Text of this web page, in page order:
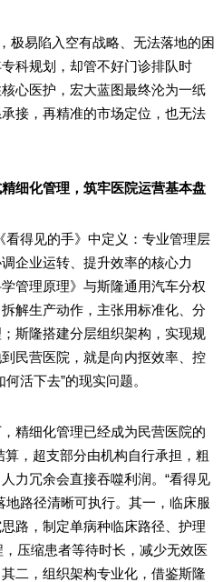
易陷入空有战略、无法落地的困
科规划，却管不好门诊排队时
心医护，宏大蓝图最终沦为一纸
接，再精准的市场定位，也无法
细化管理，筑牢医院运营基本盘
得见的手》中定义：专业管理层
企业运转、提升效率的核心力
管理原理》与斯隆通用汽车分权
解生产动作，主张用标准化、分
斯隆搭建分层组织架构，实现规
民营医院，就是向内抠效率、控
活下去”的现实问题。
细化管理已经成为民营医院的
，超支部分由机构自行承担，粗
力冗余会直接吞噬利润。“看得见
地路径清晰可执行。其一，临床服
路，制定单病种临床路径、护理
压缩患者等待时长，减少无效医
二，组织架构专业化，借鉴斯隆